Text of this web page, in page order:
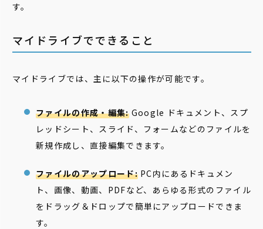
す。
マイドライブでできること
マイドライブでは、主に以下の操作が可能です。
ファイルの作成・編集:Google ドキュメント、スプ
レッドシート、スライド、フォームなどのファイルを
新規作成し、直接編集できます。
ファイルのアップロード:PC内にあるドキュメン
ト、画像、動画、PDFなど、あらゆる形式のファイル
をドラッグ＆ドロップで簡単にアップロードできま
す。